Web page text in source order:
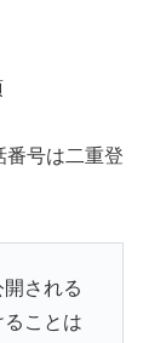
番号は二重登
される
ことは